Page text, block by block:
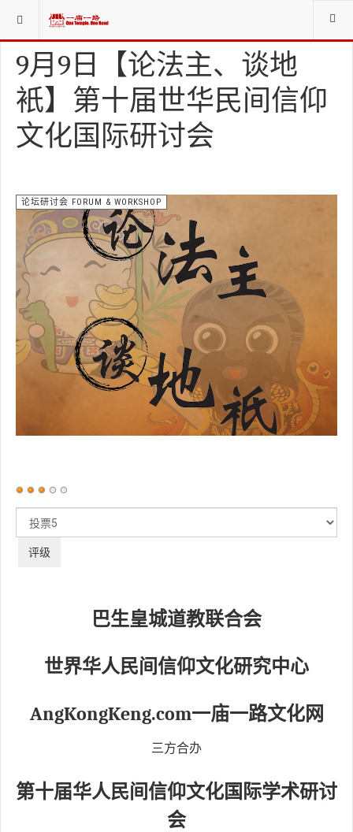
当前位置： 新闻NEWS
9月9日【论法主、谈地
衹】第十届世华民间信仰
文化国际研讨会
论坛研讨会 FORUM & WORKSHOP
用
价：3/
评
巴生皇城道教联合会
世界华人民间信仰文化研究中心
AngKongKeng.com一庙一路文化网
三方合办
第十届华人民间信仰文化国际学术研讨
会